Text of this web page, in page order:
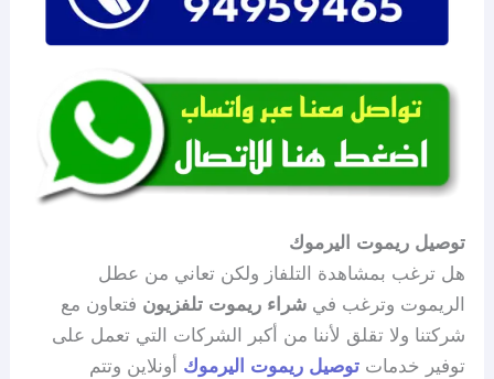
توصيل ريموت اليرموك
هل ترغب بمشاهدة التلفاز ولكن تعاني من عطل
الريموت وترغب فيشراء ريموت تلفزيون فتعاون مع
شركتنا ولا تقلق لأننا من أكبر الشركات التي تعمل على
توفير خدمات توصيل ريموت اليرموك
أونلاين وتتم